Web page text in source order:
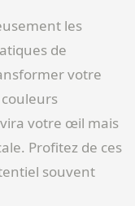
les
de
votre
votre œil mais
Profitez de ces
souvent